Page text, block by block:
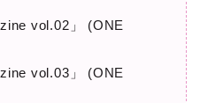
vol.02」 (ONE
vol.03」 (ONE